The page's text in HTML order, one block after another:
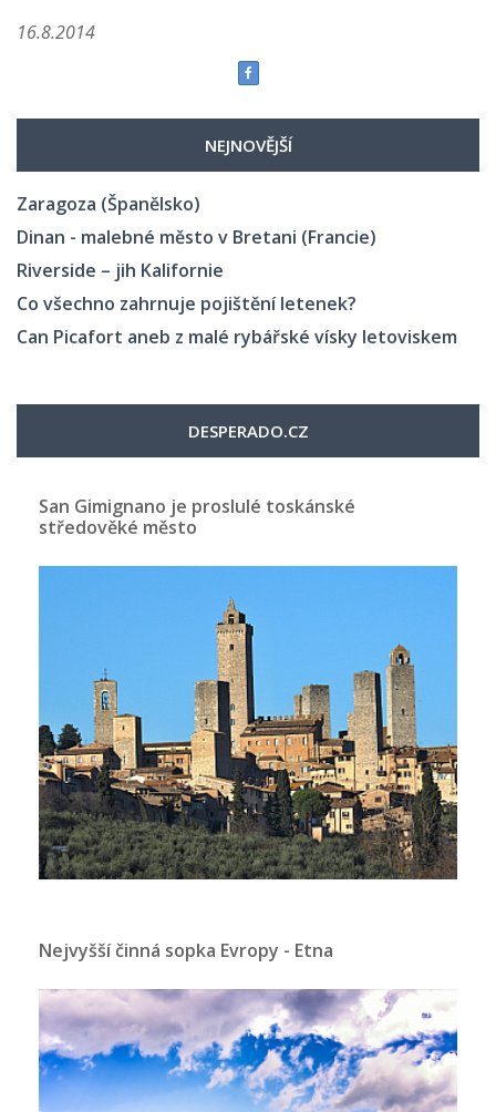
16.8.2014
NEJNOVĚJŠÍ
Zaragoza (Španělsko)
Dinan - malebné město v Bretani (Francie)
Riverside – jih Kalifornie
Co všechno zahrnuje pojištění letenek?
Can Picafort aneb z malé rybářské vísky letoviskem
DESPERADO.CZ
San Gimignano je proslulé toskánské
středověké město
Nejvyšší činná sopka Evropy - Etna